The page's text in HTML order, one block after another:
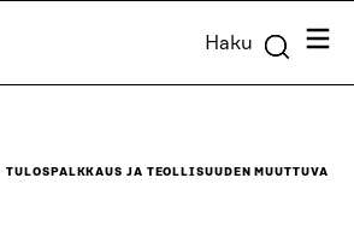
Haku
TULOSPALKKAUS JA TEOLLISUUDEN MUUTTUVA